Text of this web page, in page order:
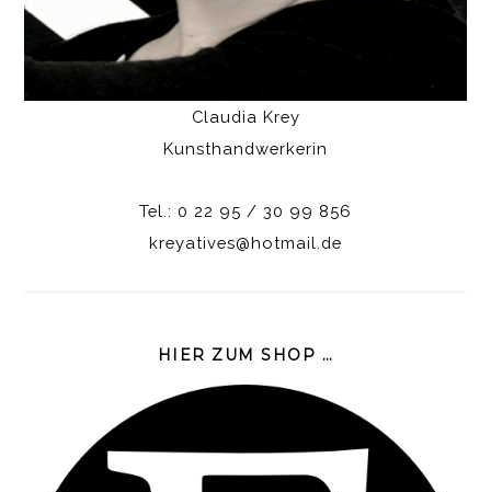
Claudia Krey
Kunsthandwerkerin
Tel.: 0 22 95 / 30 99 856
kreyatives@hotmail.de
HIER ZUM SHOP …